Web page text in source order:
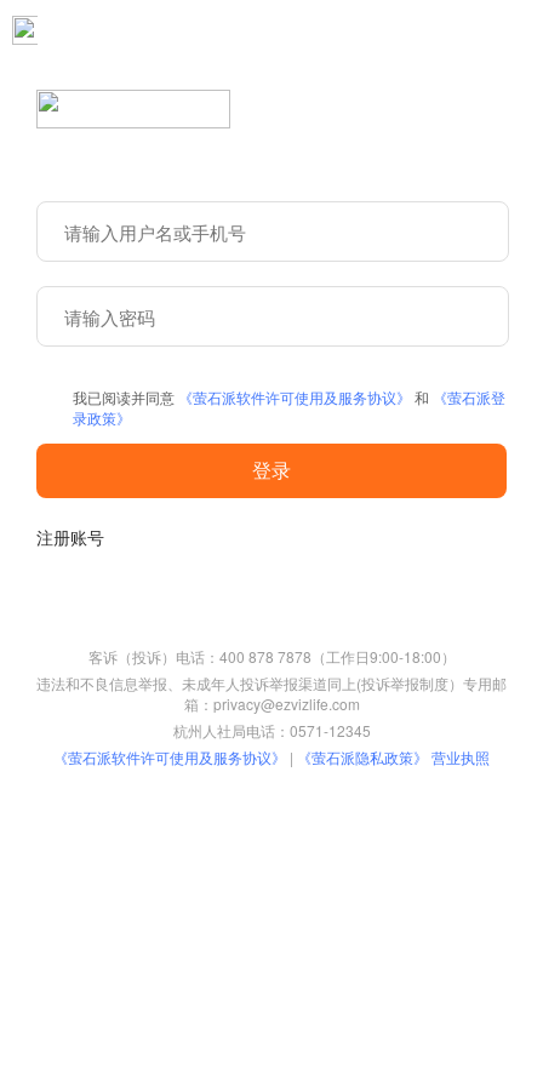
我已阅读并同意 《萤石派软件许可使用及服务协议》 和
《萤石派登
录政策》
登录
注册账号
客诉（投诉）电话：400 878 7878（工作日9:00-18:00）
违法和不良信息举报、未成年人投诉举报渠道同上(投诉举报制度）专用邮
箱：privacy@ezvizlife.com
杭州人社局电话：0571-12345
《萤石派软件许可使用及服务协议》 | 《萤石派隐私政策》 营业执照